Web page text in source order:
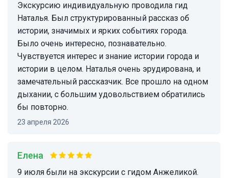
Экскурсию индивидуальную проводила гид
Наталья. Был структурированный рассказ об
истории, значимых и ярких событиях города.
Было очень интересно, познавательно.
Чувствуется интерес и знание истории города и
истории в целом. Наталья очень эрудирована, и
замечательный рассказчик. Все прошло на одном
дыхании, с большим удовольствием обратились
бы повторно.
23 апреля 2026
Елена
9 июля были на экскурсии с гидом Анжеликой.